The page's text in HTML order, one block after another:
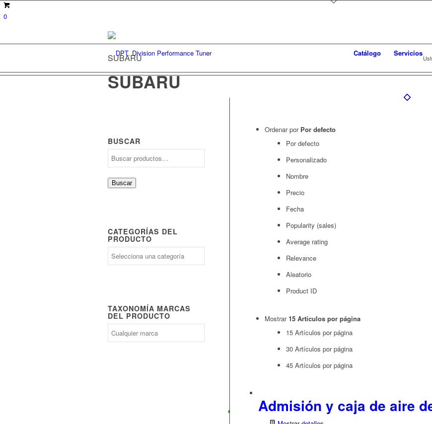
0
Catálogo Servicios
SUBARU
SUBARU
Ordenar por Por defecto
Por defecto
Personalizado
Nombre
Precio
Fecha
Popularity (sales)
Average rating
Relevance
Aleatorio
Product ID
Mostrar 15 Artículos por página
15 Artículos por página
30 Artículos por página
45 Artículos por página
Admisión y caja de aire
BUSCAR
Buscar
CATEGORÍAS DEL
PRODUCTO
TAXONOMÍA MARCAS
DEL PRODUCTO